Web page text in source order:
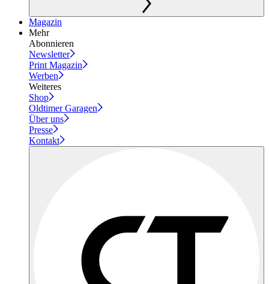
Magazin
Mehr
Abonnieren
Newsletter
Print Magazin
Werben
Weiteres
Shop
Oldtimer Garagen
Über uns
Presse
Kontakt